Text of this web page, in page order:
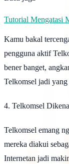
Tutorial Mengatasi
Kamu bakal
pengguna aktif
bener banget,
Telkomsel jadi
4. Telkomsel
Telkomsel emang
mereka diakui
Internetan jadi